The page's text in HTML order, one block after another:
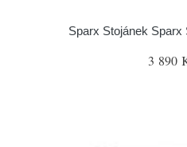
Sparx Stojánek Sparx
3 890